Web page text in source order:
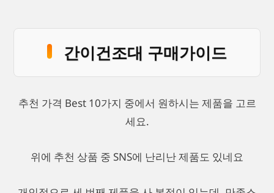
간이건조대 구매가이드
추천 가격 Best 10가지 중에서 원하시는 제품을 고르
세요.
위에 추천 상품 중 SNS에 난리난 제품도 있네요